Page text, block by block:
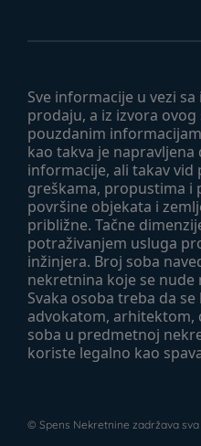
Sve informacije u vezi
prodaju, a iz izvora
pouzdanim
kao takva je
informacije, ali takav
greškama, propustima i
površine objekata i
približne. Tačne
potraživanjem usluga
inžinjera. Broj soba
nekretnina koje se nude
Svaka osoba treba da
advokatom, arhitektom,
soba u predmetnoj
koriste legalno kao
© Spens Nekretnine zadržava